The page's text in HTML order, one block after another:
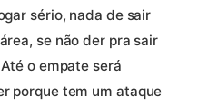
sério, nada de sair
se não der pra sair
o empate será
porque tem um ataque